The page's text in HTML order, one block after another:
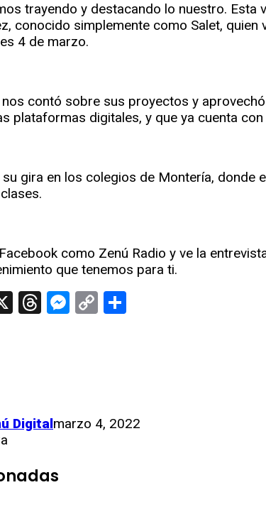
trayendo y destacando lo nuestro.
conocido simplemente como Salet,
4 de marzo.
nos contó sobre sus proyectos y
plataformas digitales, y que ya cuenta
gira en los colegios de Montería, donde
como Zenú Radio y ve la
que tenemos para ti.
X Threads
Messenger
Copy
Digitalmarzo 4, 2022